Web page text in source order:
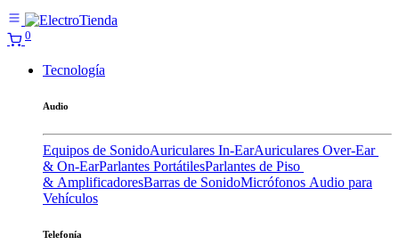
0
Tecnología
Audio
Equipos de SonidoAuriculares In-EarAuriculares Over-Ear
& On-EarParlantes PortátilesParlantes de Piso
& AmplificadoresBarras de SonidoMicrófonos Audio para
Vehículos
Telefonía